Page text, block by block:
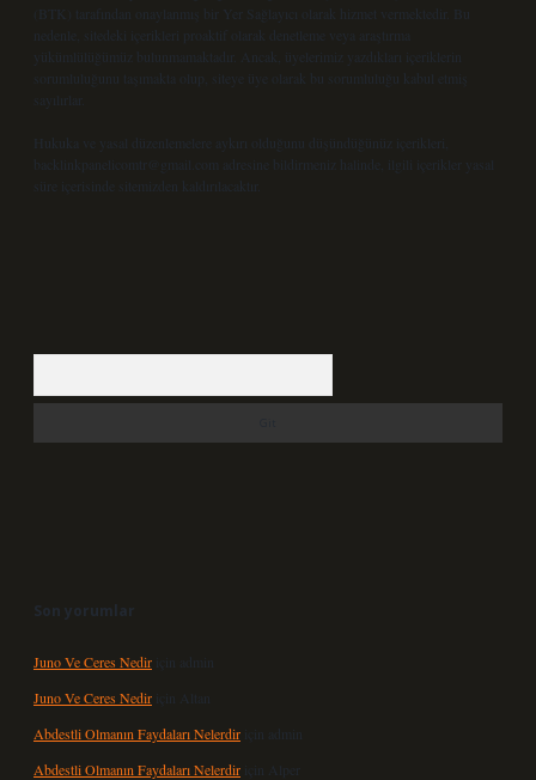
(BTK) tarafından onaylanmış bir Yer Sağlayıcı olarak hizmet vermektedir. Bu
nedenle, sitedeki içerikleri proaktif olarak denetleme veya araştırma
yükümlülüğümüz bulunmamaktadır. Ancak, üyelerimiz yazdıkları içeriklerin
sorumluluğunu taşımakta olup, siteye üye olarak bu sorumluluğu kabul etmiş
sayılırlar.
Hukuka ve yasal düzenlemelere aykırı olduğunu düşündüğünüz içerikleri,
backlinkpanelicomtr@gmail.com
adresine bildirmeniz halinde, ilgili içerikler yasal
süre içerisinde sitemizden kaldırılacaktır.
Son yorumlar
Juno Ve Ceres Nedir için
admin
Juno Ve Ceres Nedir için Altan
Abdestli Olmanın Faydaları Nelerdir için
admin
Abdestli Olmanın Faydaları Nelerdir için Alper